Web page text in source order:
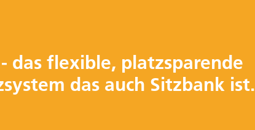
- das flexible, platzsparende
das auch Sitzbank ist.